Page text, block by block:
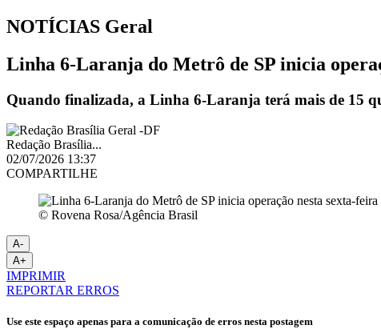
NOTÍCIAS Geral
Linha 6-Laranja do Metrô de SP inicia
Quando finalizada, a Linha 6-Laranja terá mais de 15
Redação Brasília...
02/07/2026 13:37
COMPARTILHE
© Rovena Rosa/Agência Brasil
A-
A+
IMPRIMIR
REPORTAR ERROS
Use este espaço apenas para a comunicação de erros nesta postagem